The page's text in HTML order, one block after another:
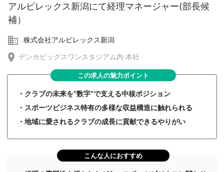
アルビレックス新潟にて経理マネージャー(部長候
補）
株式会社アルビレックス新潟
デンカビッグスワンスタジアム内 本社
この求人の魅力ポイント
・クラブの未来を“数字”で支える中核ポジション
・スポーツビジネス特有の多様な収益構造に触れられる
・地域に愛されるクラブの成長に貢献できるやりがい
こんな人におすすめ